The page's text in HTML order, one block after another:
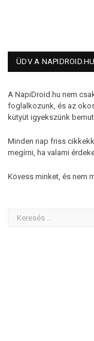
ÜDV A
A NapiDroid.hu nem
foglalkozunk, és az
kütyüt igyekszünk
Minden nap friss
megírni, ha valami
Kövess minket, és nem